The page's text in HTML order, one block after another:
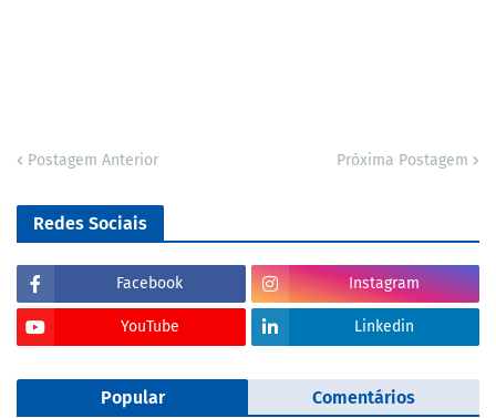
Postagem Anterior Próxima Postagem
Redes Sociais
Facebook Instagram
YouTube Linkedin
Popular Comentários